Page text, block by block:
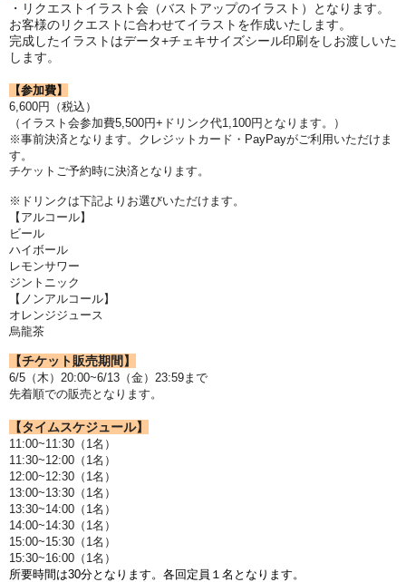
・リクエストイラスト会（バストアップのイラスト）となります。
お客様のリクエストに合わせてイラストを作成いたします。
完成したイラストはデータ+チェキサイズシール印刷をしお渡しいた
します。
【参加費】
6,600円（税込）
（イラスト会参加費5,500円+ドリンク代1,100円となります。）
※事前決済となります。 クレジットカード・PayPayがご利用いただけま
す。
チケットご予約時に決済となります。
※ドリンクは下記よりお選びいただけます。
【アルコール】
ビール
ハイボール
レモンサワー
ジントニック
【ノンアルコール】
オレンジジュース
烏龍茶
【チケット販売期間】
6/5（木）20:00~6/13（金）23:59まで
先着順での販売となります。
【タイムスケジュール】
11:00~11:30（1名）
11:30~12:00（1名）
12:00~12:30（1名）
13:00~13:30（1名）
13:30~14:00（1名）
14:00~14:30 （1名）
15:00~15:30（1名）
15:30~16:00（1名）
所要時間は30分となります。 各回定員１名となります。